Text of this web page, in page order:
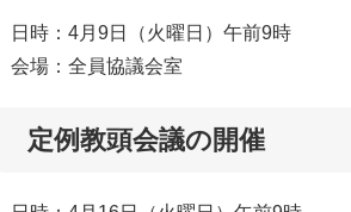
日時：4月9日（火曜日）午前9時
会場：全員協議会室
定例教頭会議の開催